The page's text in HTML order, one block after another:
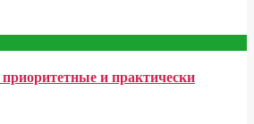
и практически